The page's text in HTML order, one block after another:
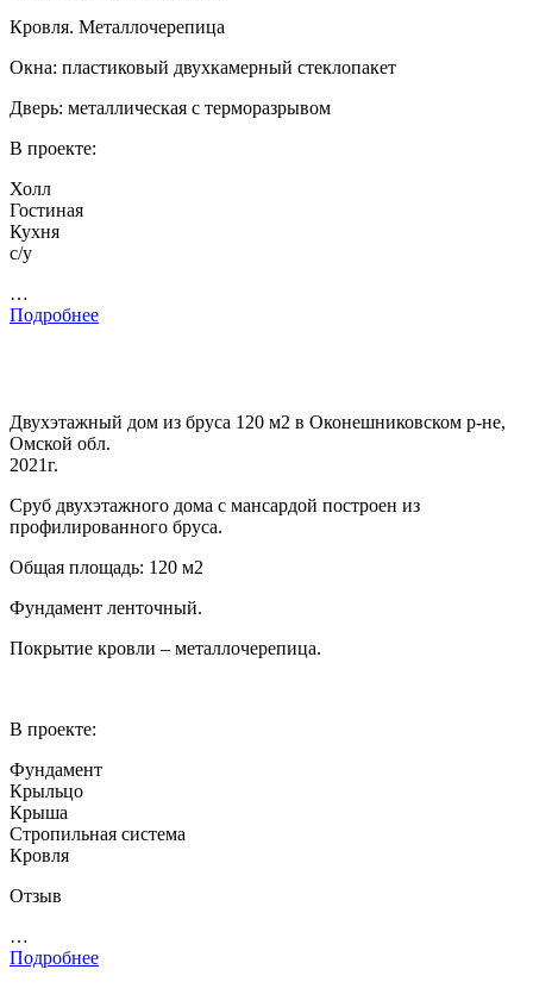
Кровля. Металлочерепица
Окна: пластиковый двухкамерный стеклопакет
Дверь: металлическая с терморазрывом
В проекте:
Холл
Гостиная
Кухня
с/у
…
Подробнее
Двухэтажный дом из бруса 120 м2 в Оконешниковском р-не,
Омской обл.
2021г.
Сруб двухэтажного дома с мансардой построен из
профилированного бруса.
Общая площадь: 120 м2
Фундамент ленточный.
Покрытие кровли – металлочерепица.
В проекте:
Фундамент
Крыльцо
Крыша
Стропильная система
Кровля
Отзыв
…
Подробнее